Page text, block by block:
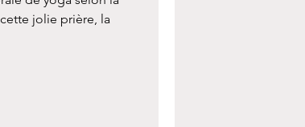
jolie prière, la